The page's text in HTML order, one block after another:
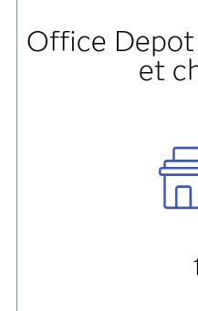
Office
et